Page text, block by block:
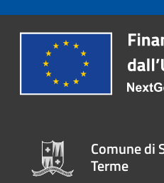
Comune di
Terme